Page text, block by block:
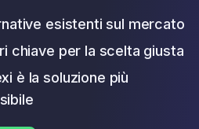
esistenti sul mercato
chiave per la scelta giusta
è la soluzione più